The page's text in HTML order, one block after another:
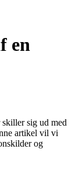
en
sig ud med
artikel vil vi
og